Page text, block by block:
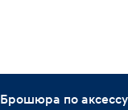
Брошюра по